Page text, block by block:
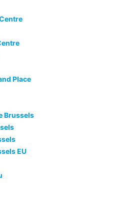
Place
Brussels
EU